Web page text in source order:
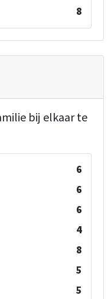
8
bij elkaar te
6
6
6
4
8
5
5